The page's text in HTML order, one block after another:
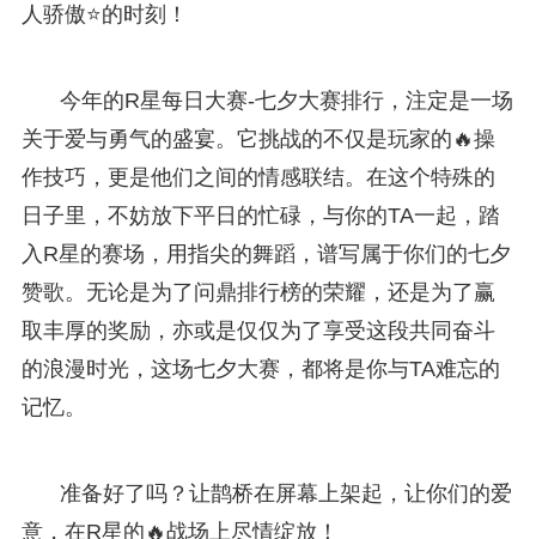
人骄傲⭐的时刻！
今年的R星每日大赛-七夕大赛排行，注定是一场
关于爱与勇气的盛宴。它挑战的不仅是玩家的🔥操
作技巧，更是他们之间的情感联结。在这个特殊的
日子里，不妨放下平日的忙碌，与你的TA一起，踏
入R星的赛场，用指尖的舞蹈，谱写属于你们的七夕
赞歌。无论是为了问鼎排行榜的荣耀，还是为了赢
取丰厚的奖励，亦或是仅仅为了享受这段共同奋斗
的浪漫时光，这场七夕大赛，都将是你与TA难忘的
记忆。
准备好了吗？让鹊桥在屏幕上架起，让你们的爱
意，在R星的🔥战场上尽情绽放！